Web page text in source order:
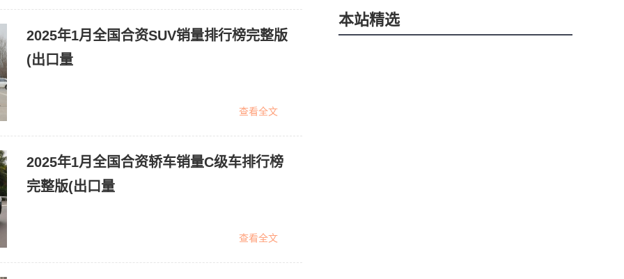
2025年1月全国合资SUV销量排行榜完整版
(出口量
查看全文
2025年1月全国合资轿车销量C级车排行榜
完整版(出口量
查看全文
本站精选